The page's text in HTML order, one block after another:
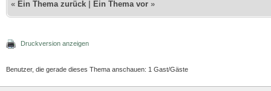
« Ein Thema zurück Ein Thema vor »
Druckversion anzeigen
Benutzer, die gerade dieses Thema anschauen: 1 Gast/Gäste